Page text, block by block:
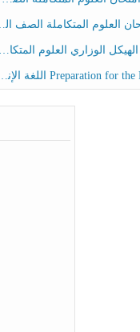
المتكاملة الصف الخامس انسبير الفصل الثالث
المتكاملة الصف الخامس عام الفصل الثالث